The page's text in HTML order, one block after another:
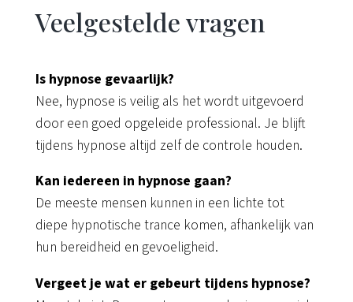
Veelgestelde vragen
Is hypnose gevaarlijk?
Nee, hypnose is veilig als het wordt uitgevoerd
door een goed opgeleide professional. Je blijft
tijdens hypnose altijd zelf de controle houden.
Kan iedereen in hypnose gaan?
De meeste mensen kunnen in een lichte tot
diepe hypnotische trance komen, afhankelijk van
hun bereidheid en gevoeligheid.
Vergeet je wat er gebeurt tijdens hypnose?